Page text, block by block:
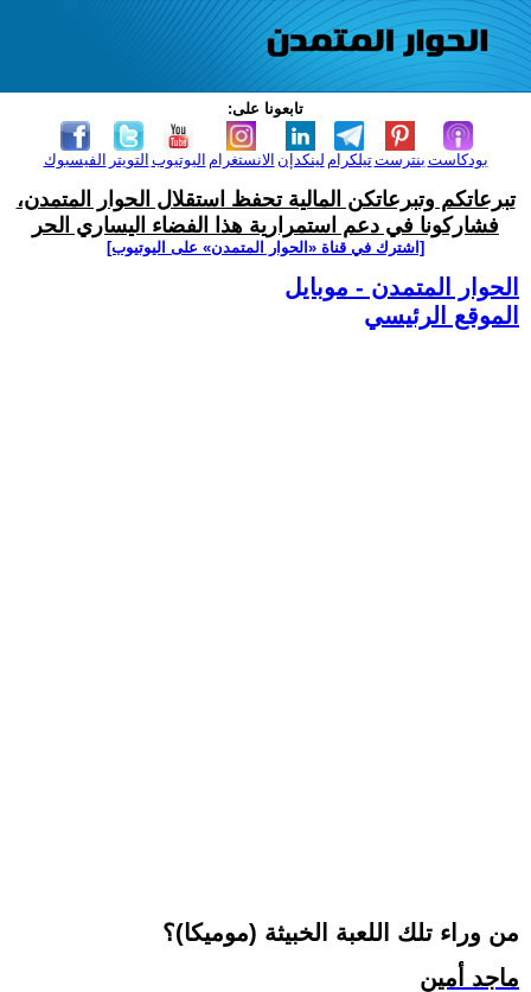
تابعونا على:
الفيسبوك التويتر اليوتيوب الانستغرام لينكدإن تيلكرامبنترست بودكاست
تبرعاتكم وتبرعاتكن المالية تحفظ استقلال الحوار المتمدن،
فشاركونا في دعم استمرارية هذا الفضاء اليساري الحر
[اشترك في قناة ‫«الحوار المتمدن» على اليوتيوب]
الحوار المتمدن - موبايل
الموقع الرئيسي
من وراء تلك اللعبة الخبيثة (موميكا)؟
ماجد أمين